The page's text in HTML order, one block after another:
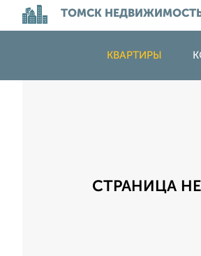
ТОМСК
КВАРТИРЫ
СТРАНИЦА